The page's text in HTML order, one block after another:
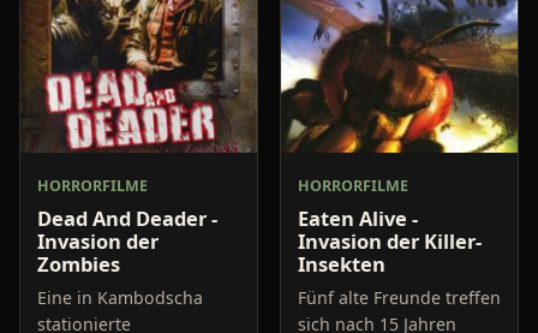
HORRORFILME
Dead And Deader -
Invasion der
Zombies
Eine in Kambodscha
stationierte
HORRORFILME
Eaten Alive -
Invasion der Killer-
Insekten
Fünf alte Freunde treffen
sich nach 15 Jahren